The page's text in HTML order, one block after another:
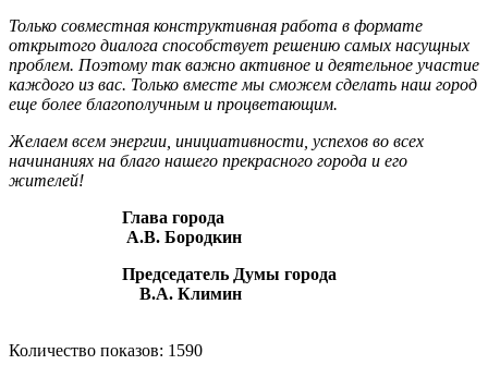
Только совместная конструктивная работа в формате
открытого диалога способствует решению самых насущных
проблем. Поэтому так важно активное и деятельное участие
каждого из вас. Только вместе мы сможем сделать наш город
еще более благополучным и процветающим.
Желаем всем энергии, инициативности, успехов во всех
начинаниях на благо нашего прекрасного города и его
жителей!
Глава города
А.В. Бородкин
Председатель Думы города
В.А. Климин
Количество показов: 1590